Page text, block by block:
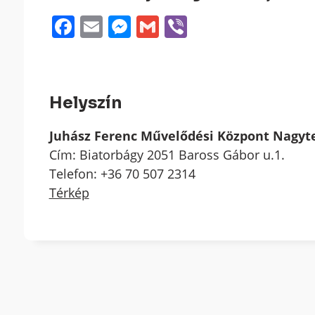
Facebook
EmailMessenger
GmailViber
Helyszín
Juhász Ferenc Művelődési Központ
Cím: Biatorbágy 2051 Baross Gábor u.1.
Telefon: +36 70 507 2314
Térkép